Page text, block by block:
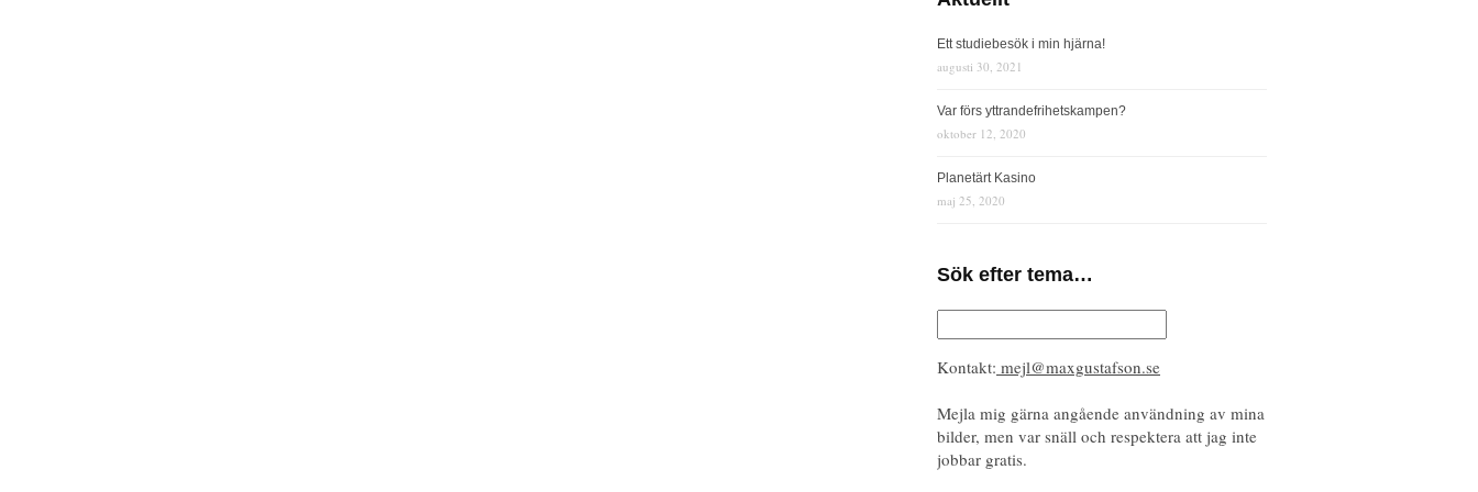
Ett studiebesök i min hjärna!
augusti 30, 2021
Var förs yttrandefrihetskampen?
oktober 12, 2020
Planetärt Kasino
maj 25, 2020
Sök efter tema…
Kontakt: mejl@maxgustafson.se
Mejla mig gärna angående användning av mina
bilder, men var snäll och respektera att jag inte
jobbar gratis.